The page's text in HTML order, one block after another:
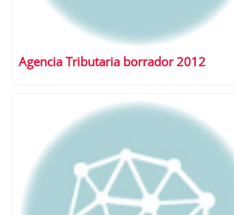
Agencia Tributaria borrador 2012